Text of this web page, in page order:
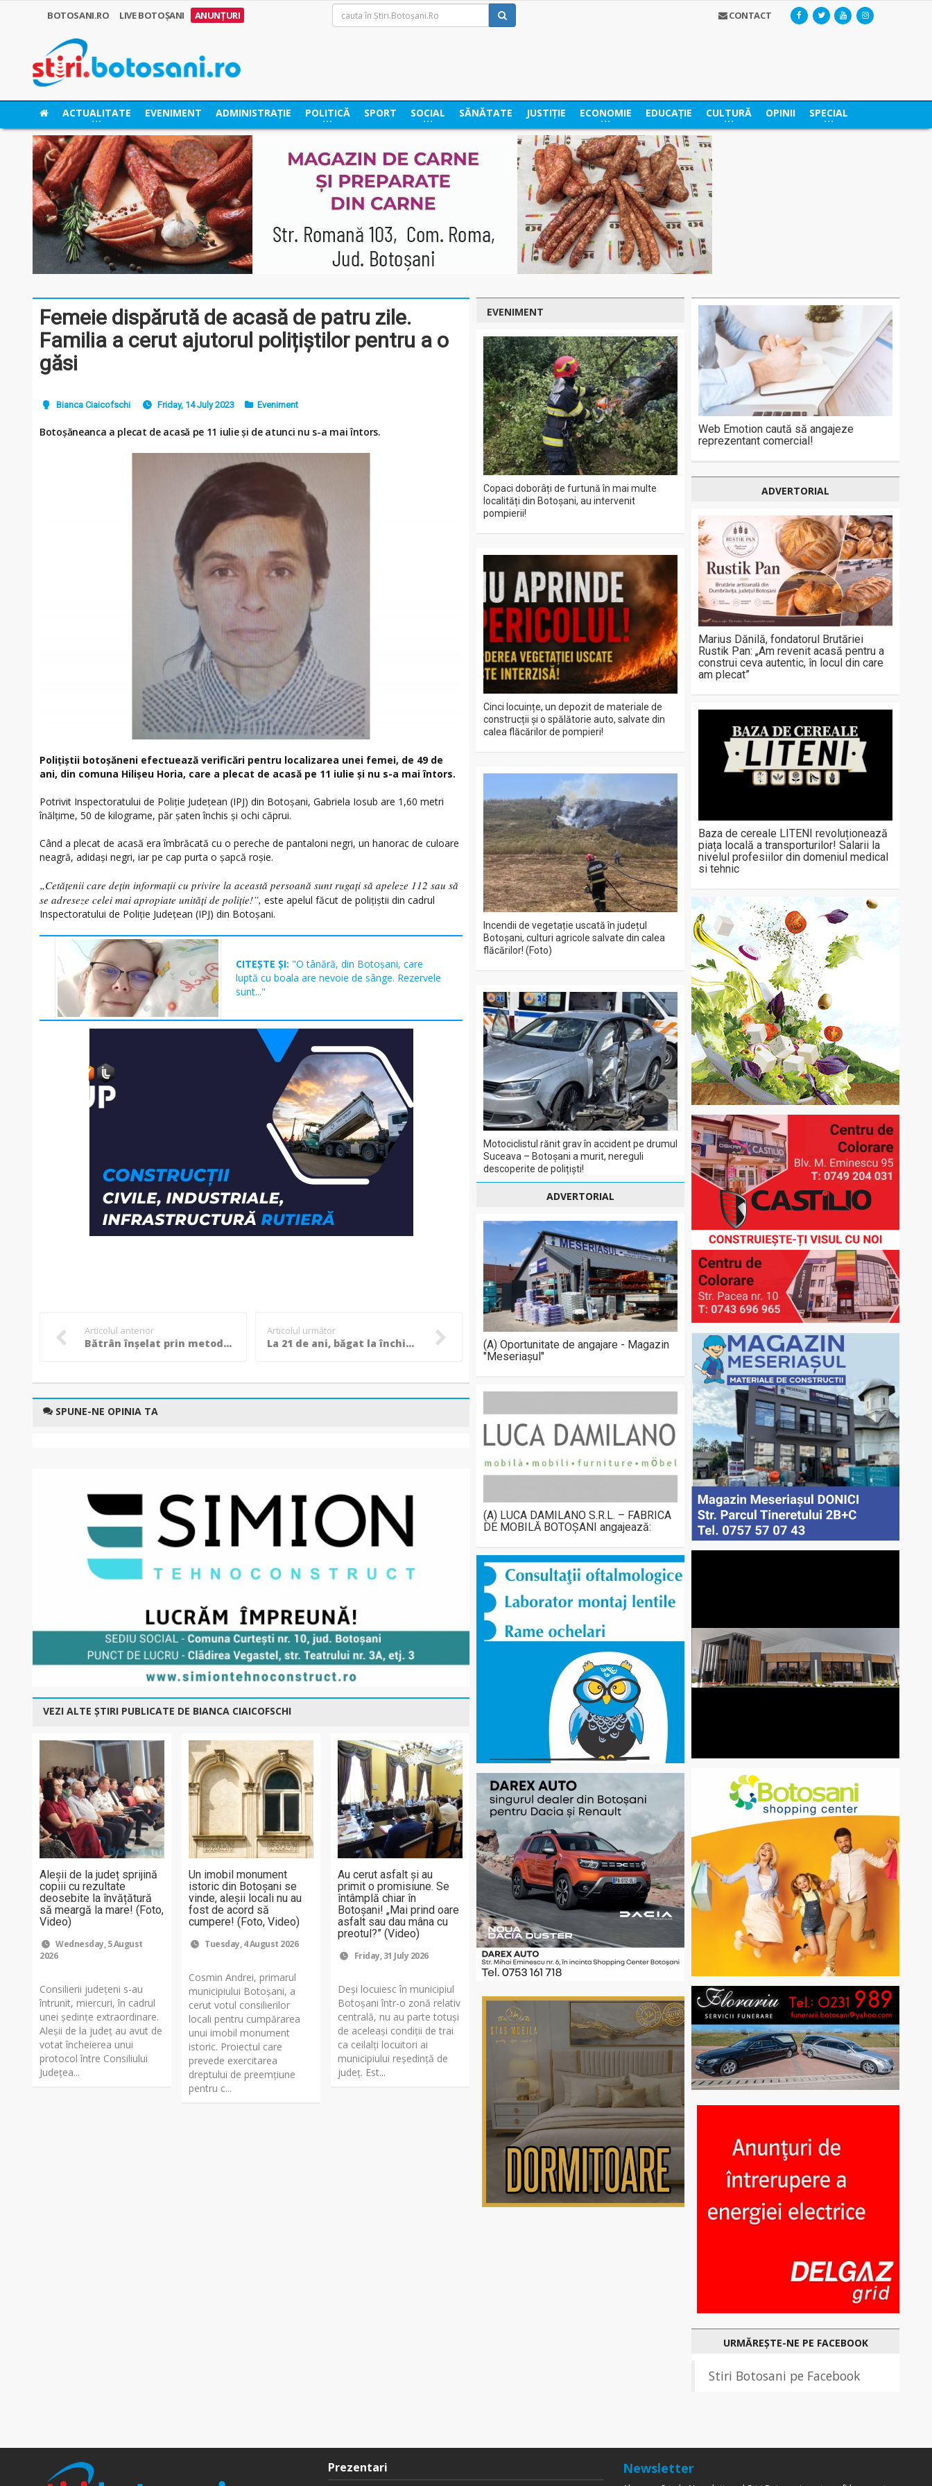
BOTOSANI.RO LIVE BOTOȘANI ANUNȚURI CONTACT
ACTUALITATE EVENIMENT ADMINISTRAȚIE POLITICĂ SPORT SOCIAL SĂNĂTATE JUSTIȚIE ECONOMIE EDUCAȚIE CULTURĂ OPINII SPECIAL
Femeie dispărută de acasă de patru zile.
Familia a cerut ajutorul polițiștilor pentru a o
găsi
Bianca Ciaicofschi Friday, 14 July 2023 Eveniment
Botoșăneanca a plecat de acasă pe 11 iulie și de atunci nu s-a mai întors.
Polițiștii botoșăneni efectuează verificări pentru localizarea unei femei, de 49 de
ani, din comuna Hilișeu Horia, care a plecat de acasă pe 11 iulie și nu s-a mai întors.
Potrivit Inspectoratului de Poliție Județean (IPJ) din Botoșani, Gabriela Iosub are 1,60 metri
înălțime, 50 de kilograme, păr șaten închis și ochi căprui.
Când a plecat de acasă era îmbrăcată cu o pereche de pantaloni negri, un hanorac de culoare
neagră, adidași negri, iar pe cap purta o șapcă roșie.
„Cetățenii care dețin informații cu privire la această persoană sunt rugați să apeleze 112 sau să
se adreseze celei mai apropiate unități de poliție!”, este apelul făcut de polițiștii din cadrul
Inspectoratului de Poliție Județean (IPJ) din Botoșani.
CITEȘTE ȘI: "O tânără, din Botoșani, care
luptă cu boala are nevoie de sânge. Rezervele
sunt..."
Articolul anterior
Bătrân înșelat prin metoda „accidentul” de către un recidivist aflat în cârdășie cu un criminal din Penitenciarul Botoșani
Articolul următor
La 21 de ani, băgat la închisoare după aventuri la volan, în miez de noapte
SPUNE-NE OPINIA TA
VEZI ALTE ȘTIRI PUBLICATE DE BIANCA CIAICOFSCHI
Aleșii de la județ sprijină
copiii cu rezultate
deosebite la învățătură
să meargă la mare! (Foto,
Video)
Wednesday, 5 August
2026
Consilierii județeni s-au
întrunit, miercuri, în cadrul
unei ședințe extraordinare.
Aleșii de la județ au avut de
votat încheierea unui
protocol între Consiliului
Județea...
Un imobil monument
istoric din Botoșani se
vinde, aleșii locali nu au
fost de acord să
cumpere! (Foto, Video)
Tuesday, 4 August 2026
Cosmin Andrei, primarul
municipiului Botoșani, a
cerut votul consilierilor
locali pentru cumpărarea
unui imobil monument
istoric. Proiectul care
prevede exercitarea
dreptului de preemțiune
pentru c...
Au cerut asfalt și au
primit o promisiune. Se
întâmplă chiar în
Botoșani! „Mai prind oare
asfalt sau dau mâna cu
preotul?” (Video)
Friday, 31 July 2026
Deși locuiesc în municipiul
Botoșani într-o zonă relativ
centrală, nu au parte totuși
de aceleași condiții de trai
ca ceilalți locuitori ai
municipiului reședință de
județ. Est...
EVENIMENT
Copaci doborâți de furtună în mai multe
localități din Botoșani, au intervenit
pompierii!
Cinci locuințe, un depozit de materiale de
construcții și o spălătorie auto, salvate din
calea flăcărilor de pompieri!
Incendii de vegetație uscată în județul
Botoșani, culturi agricole salvate din calea
flăcărilor! (Foto)
Motociclistul rănit grav în accident pe drumul
Suceava – Botoșani a murit, nereguli
descoperite de polițiști!
ADVERTORIAL
(A) Oportunitate de angajare - Magazin
"Meseriașul"
(A) LUCA DAMILANO S.R.L. – FABRICA
DE MOBILĂ BOTOȘANI angajează:
Web Emotion caută să angajeze
reprezentant comercial!
ADVERTORIAL
Marius Dănilă, fondatorul Brutăriei
Rustik Pan: „Am revenit acasă pentru a
construi ceva autentic, în locul din care
am plecat”
Baza de cereale LITENI revoluționează
piața locală a transporturilor! Salarii la
nivelul profesiilor din domeniul medical
si tehnic
URMĂREȘTE-NE PE FACEBOOK
Stiri Botosani pe Facebook
Prezentari Newsletter